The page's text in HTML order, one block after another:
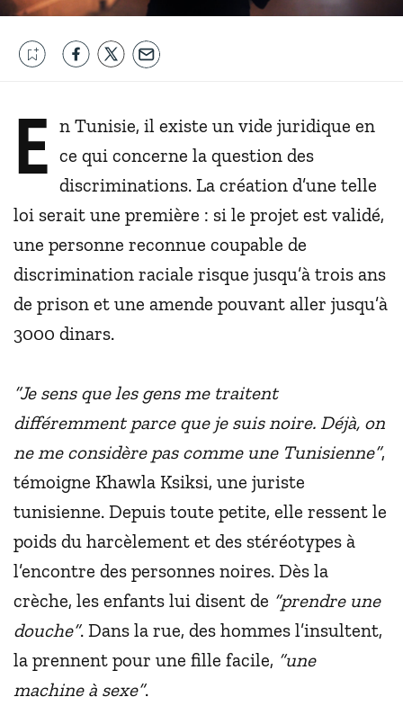
E n Tunisie, il existe un vide juridique en
ce qui concerne la question des
discriminations. La création d’une telle
loi serait une première : si le projet est validé,
une personne reconnue coupable de
discrimination raciale risque jusqu’à trois ans
de prison et une amende pouvant aller jusqu’à
3000 dinars.
“Je sens que les gens me traitent
différemment parce que je suis noire. Déjà, on
ne me considère pas comme une Tunisienne”,
témoigne Khawla Ksiksi, une juriste
tunisienne. Depuis toute petite, elle ressent le
poids du harcèlement et des stéréotypes à
l’encontre des personnes noires. Dès la
crèche, les enfants lui disent de “prendre une
douche”. Dans la rue, des hommes l’insultent,
la prennent pour une fille facile, “une
machine à sexe”.